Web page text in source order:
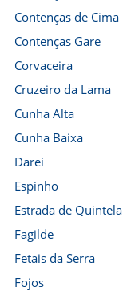
Contenças de Cima
Contenças Gare
Corvaceira
Cruzeiro da Lama
Cunha Alta
Cunha Baixa
Darei
Espinho
Estrada de Quintela
Fagilde
Fetais da Serra
Fojos